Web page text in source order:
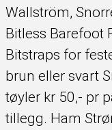
Wallström,
Bitless Barefoot
Bitstraps for
brun eller svart
tøyler kr 50,- pr
tillegg. Ham